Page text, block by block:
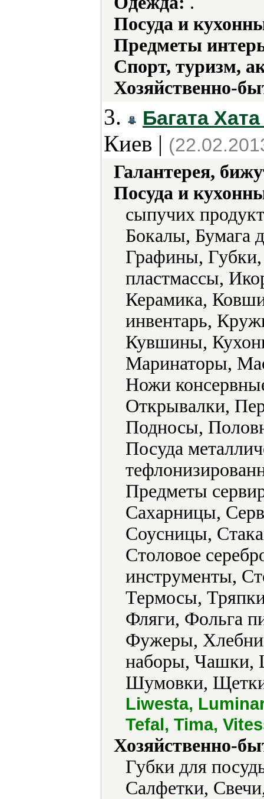
Посуда и
Предметы
Спорт, туризм,
Хозяйственно-
3. Багата
Киев |
Галантерея,
Посуда и
сыпучих
Бокалы, Бумага
Графины, Губки,
пластмассы,
Керамика,
инвентарь,
Кувшины,
Маринаторы,
Ножи
Открывалки,
Подносы,
Посуда
Предметы
Сахарницы,
Соусницы,
Столовое
инструменты,
Термосы,
Фляги, Фольга
Фужеры,
наборы, Чашки,
Шумовки,
Liwesta,
Tefal, Tima,
Хозяйственно-
Губки для
Салфетки,